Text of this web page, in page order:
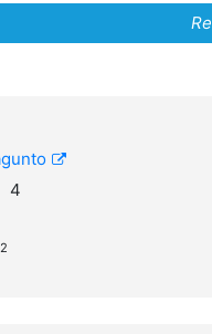
4
2